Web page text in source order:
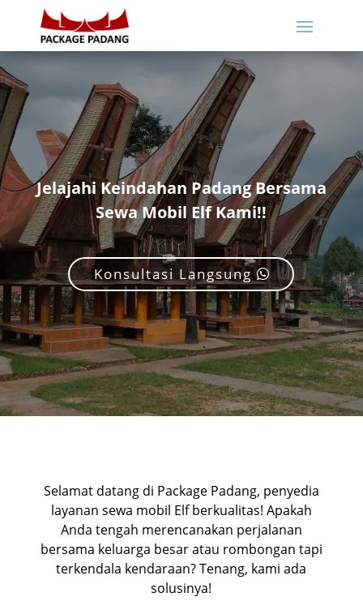
Jelajahi Keindahan Padang Bersama
Sewa Mobil Elf Kami!!
Konsultasi Langsung
Selamat datang di Package Padang, penyedia
layanan sewa mobil Elf berkualitas! Apakah
Anda tengah merencanakan perjalanan
bersama keluarga besar atau rombongan tapi
terkendala kendaraan? Tenang, kami ada
solusinya!